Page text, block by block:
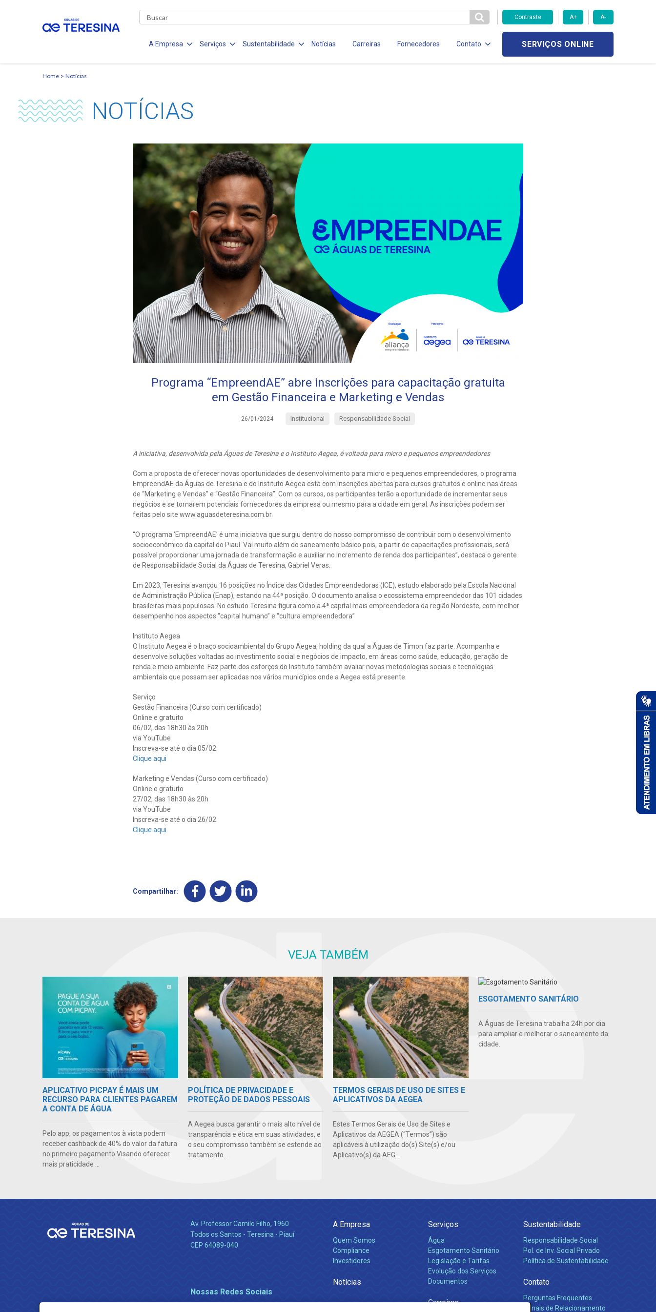
Contraste A+ A-
A Empresa Serviços Sustentabilidade Notícias Carreiras Fornecedores Contato SERVIÇOS ONLINE
Home Notícias
NOTÍCIAS
Programa “EmpreendAE” abre inscrições para capacitação gratuita
em Gestão Financeira e Marketing e Vendas
26/01/2024 Institucional Responsabilidade Social
A iniciativa, desenvolvida pela Águas de Teresina e o Instituto Aegea, é voltada para micro e pequenos empreendedores
Com a proposta de oferecer novas oportunidades de desenvolvimento para micro e pequenos empreendedores, o programa
EmpreendAE da Águas de Teresina e do Instituto Aegea está com inscrições abertas para cursos gratuitos e online nas áreas
de “Marketing e Vendas” e “Gestão Financeira”. Com os cursos, os participantes terão a oportunidade de incrementar seus
negócios e se tornarem potenciais fornecedores da empresa ou mesmo para a cidade em geral. As inscrições podem ser
feitas pelo site www.aguasdeteresina.com.br.
“O programa ‘EmpreendAE’ é uma iniciativa que surgiu dentro do nosso compromisso de contribuir com o desenvolvimento
socioeconômico da capital do Piauí. Vai muito além do saneamento básico pois, a partir de capacitações profissionais, será
possível proporcionar uma jornada de transformação e auxiliar no incremento de renda dos participantes”, destaca o gerente
de Responsabilidade Social da Águas de Teresina, Gabriel Veras.
Em 2023, Teresina avançou 16 posições no Índice das Cidades Empreendedoras (ICE), estudo elaborado pela Escola Nacional
de Administração Pública (Enap), estando na 44ª posição. O documento analisa o ecossistema empreendedor das 101 cidades
brasileiras mais populosas. No estudo Teresina figura como a 4ª capital mais empreendedora da região Nordeste, com melhor
desempenho nos aspectos “capital humano” e “cultura empreendedora”
Instituto Aegea
O Instituto Aegea é o braço socioambiental do Grupo Aegea, holding da qual a Águas de Timon faz parte. Acompanha e
desenvolve soluções voltadas ao investimento social e negócios de impacto, em áreas como saúde, educação, geração de
renda e meio ambiente. Faz parte dos esforços do Instituto também avaliar novas metodologias sociais e tecnologias
ambientais que possam ser aplicadas nos vários municípios onde a Aegea está presente.
Serviço
Gestão Financeira (Curso com certificado)
Online e gratuito
06/02, das 18h30 às 20h
via YouTube
Inscreva-se até o dia 05/02
Clique aqui
Marketing e Vendas (Curso com certificado)
Online e gratuito
27/02, das 18h30 às 20h
via YouTube
Inscreva-se até o dia 26/02
Clique aqui
Compartilhar:
VEJA TAMBÉM
APLICATIVO PICPAY É MAIS UM
RECURSO PARA CLIENTES PAGAREM
A CONTA DE ÁGUA
Pelo app, os pagamentos à vista podem
receber cashback de 40% do valor da fatura
no primeiro pagamento Visando oferecer
mais praticidade ...
POLÍTICA DE PRIVACIDADE E
PROTEÇÃO DE DADOS PESSOAIS
A Aegea busca garantir o mais alto nível de
transparência e ética em suas atividades, e
o seu compromisso também se estende ao
tratamento...
TERMOS GERAIS DE USO DE SITES E
APLICATIVOS DA AEGEA
Estes Termos Gerais de Uso de Sites e
Aplicativos da AEGEA (“Termos”) são
aplicáveis à utilização do(s) Site(s) e/ou
Aplicativo(s) da AEG...
ESGOTAMENTO SANITÁRIO
A Águas de Teresina trabalha 24h por dia
para ampliar e melhorar o saneamento da
cidade.
Av. Professor Camilo Filho, 1960
Todos os Santos - Teresina - Piauí
CEP 64089-040
Nossas Redes Sociais
A Empresa
Quem Somos
Compliance
Investidores
Notícias
Serviços
Água
Esgotamento Sanitário
Legislação e Tarifas
Evolução dos Serviços
Documentos
Carreiras
Sustentabilidade
Responsabilidade Social
Pol. de Inv. Social Privado
Política de Sustentabilidade
Contato
Perguntas Frequentes
Canais de Relacionamento